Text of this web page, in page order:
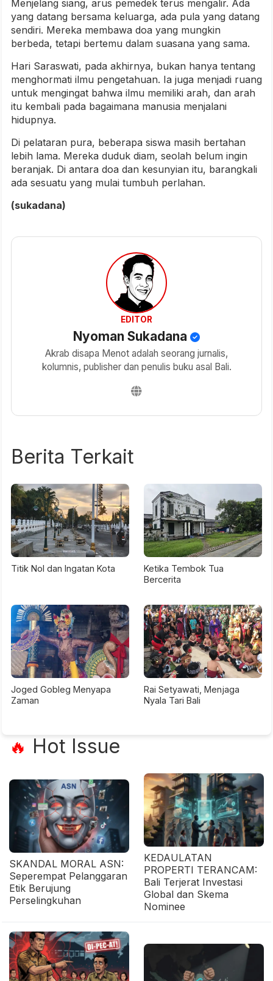
Menjelang siang, arus pemedek terus mengalir. Ada
yang datang bersama keluarga, ada pula yang datang
sendiri. Mereka membawa doa yang mungkin
berbeda, tetapi bertemu dalam suasana yang sama.
Hari Saraswati, pada akhirnya, bukan hanya tentang
menghormati ilmu pengetahuan. Ia juga menjadi ruang
untuk mengingat bahwa ilmu memiliki arah, dan arah
itu kembali pada bagaimana manusia menjalani
hidupnya.
Di pelataran pura, beberapa siswa masih bertahan
lebih lama. Mereka duduk diam, seolah belum ingin
beranjak. Di antara doa dan kesunyian itu, barangkali
ada sesuatu yang mulai tumbuh perlahan.
(sukadana)
EDITOR
Nyoman Sukadana
Akrab disapa Menot adalah seorang jurnalis,
kolumnis, publisher dan penulis buku asal Bali.
Berita Terkait
Titik Nol dan Ingatan Kota
Ketika Tembok Tua
Bercerita
Joged Gobleg Menyapa
Zaman
Rai Setyawati, Menjaga
Nyala Tari Bali
🔥 Hot Issue
SKANDAL MORAL ASN:
Seperempat Pelanggaran
Etik Berujung
Perselingkuhan
KEDAULATAN
PROPERTI TERANCAM:
Bali Terjerat Investasi
Global dan Skema
Nominee